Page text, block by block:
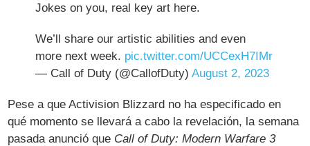
Jokes on you, real key art here.
We’ll share our artistic abilities and even
more next week. pic.twitter.com/UCCexH7IMr
— Call of Duty (@CallofDuty)August 2, 2023
Pese a que Activision Blizzard no ha especificado en
qué momento se llevará a cabo la revelación, la semana
pasada anunció que Call of Duty: Modern Warfare 3